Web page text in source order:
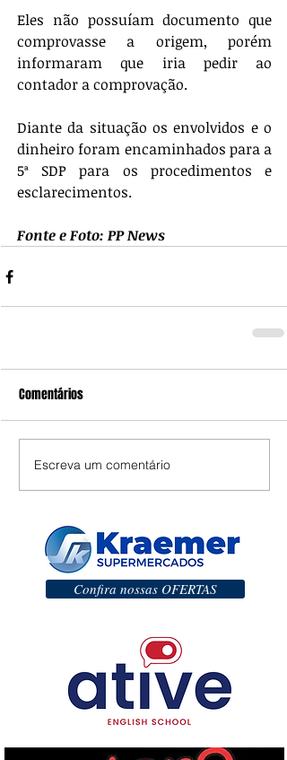
Eles não possuíam documento que
comprovasse a origem, porém
informaram que iria pedir ao
contador a comprovação.
Diante da situação os envolvidos e o
dinheiro foram encaminhados para a
5ª SDP para os procedimentos e
esclarecimentos.
Fonte e Foto: PP News
Comentários
Escreva um comentário
Confira nossas OFERTAS